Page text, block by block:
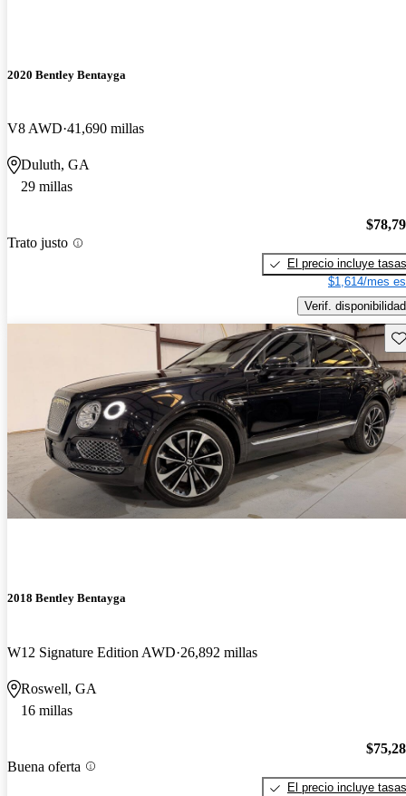
2020 Bentley Bentayga
V8 AWD 41,690 millas
Duluth, GA
29 millas
Trato justo
El precio incluye tasas
$1,614/mes
Verif. disponibilidad
2018 Bentley Bentayga
W12 Signature Edition AWD 26,892 millas
Roswell, GA
16 millas
Buena oferta
El precio incluye tasas